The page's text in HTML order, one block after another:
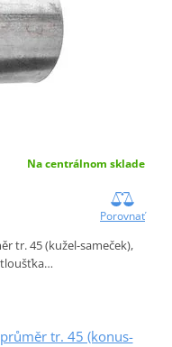
Na centrálnom sklade
Porovnať
tr. 45 (kužel-sameček),
tr. 45 (konus-